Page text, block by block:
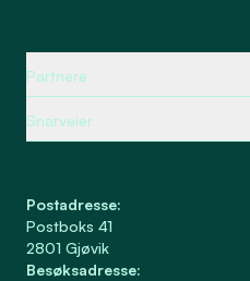
Partnere
Snarveier
Postadresse:
Postboks 41
2801 Gjøvik
Besøksadresse: